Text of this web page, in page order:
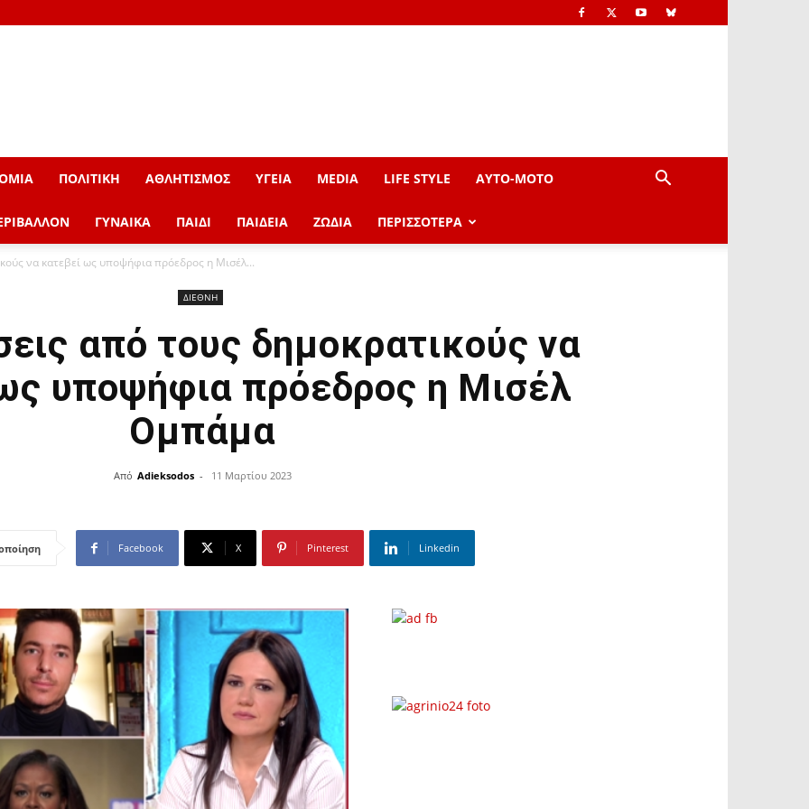
ΠΟΛΙΤΙΚΗ ΑΘΛΗΤΙΣΜΟΣ ΥΓΕΙΑ MEDIA LIFE STYLE AYTO-ΜOTO
ΓΥΝΑΙΚΑ ΠΑΙΔΙ ΠΑΙΔΕΙΑ ΖΩΔΙΑ ΠΕΡΙΣΣΟΤΕΡΑ
να κατεβεί ως υποψήφια πρόεδρος η Μισέλ...
ΔΙΕΘΝΗ
από τους δημοκρατικούς να
υποψήφια πρόεδρος η Μισέλ
Ομπάμα
Από Adieksodos - 11 Μαρτίου 2023
Facebook X Pinterest Linkedin